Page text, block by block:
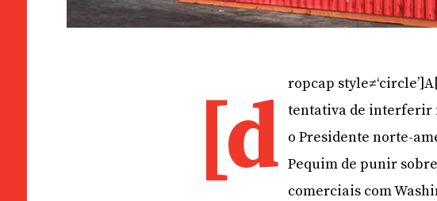
[d ropcap
tentativa de interferir
o Presidente norte-
Pequim de punir
comerciais com